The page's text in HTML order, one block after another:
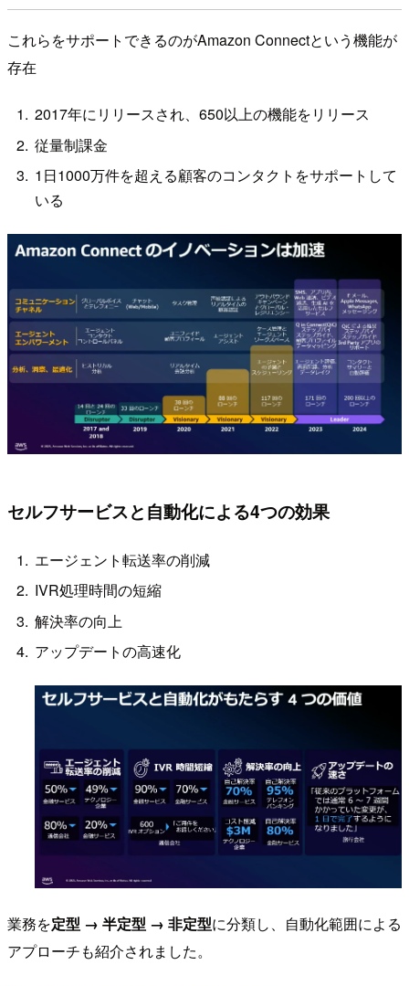
これらをサポートできるのがAmazon Connectという機能が
存在
2017年にリリースされ、650以上の機能をリリース
従量制課金
1日1000万件を超える顧客のコンタクトをサポートして
いる
セルフサービスと自動化による4つの効果
エージェント転送率の削減
IVR処理時間の短縮
解決率の向上
アップデートの高速化
業務を定型 → 半定型 → 非定型に分類し、自動化範囲による
アプローチも紹介されました。